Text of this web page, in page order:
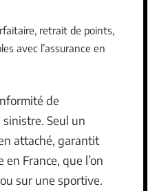
retrait de points,
avec l’assurance en
de
sinistre. Seul un
attaché, garantit
France, que l’on
sur une sportive.